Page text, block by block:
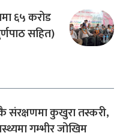
६५ करोड
सहित)
संरक्षणमा कुखुरा तस्करी,
गम्भीर जोखिम